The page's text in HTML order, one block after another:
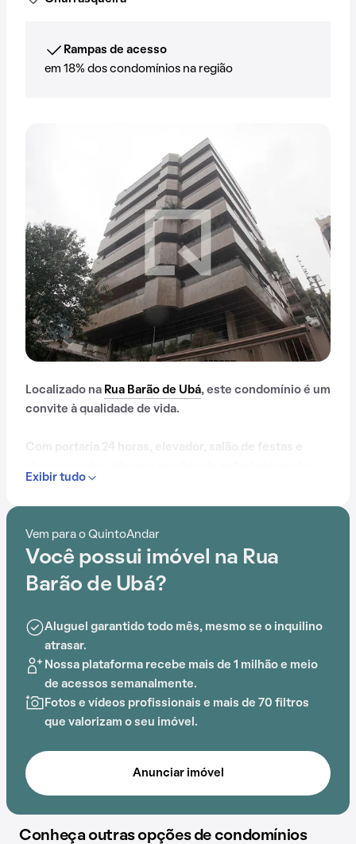
Rampas de acesso
em 18% dos condomínios na região
Localizado na Rua Barão de Ubá, este condomínio é um
convite à qualidade de vida.
Langsch, Praça André Forster, Escola Moinho, Centro
Universitario Metodista (IPA), Mãe de Deus Center e
Escola Visconde de Pelotas está prontamente
Exibir tudo
Vem para o QuintoAndar
Você possui imóvel na Rua
Barão de Ubá?
Aluguel garantido todo mês, mesmo se o inquilino
atrasar.
Nossa plataforma recebe mais de 1 milhão e meio
de acessos semanalmente.
Fotos e vídeos profissionais e mais de 70 filtros
que valorizam o seu imóvel.
Anunciar imóvel
Conheça outras opções de condomínios